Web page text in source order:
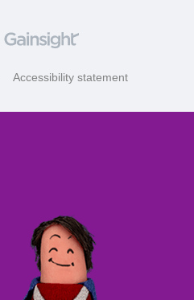
Accessibility statement